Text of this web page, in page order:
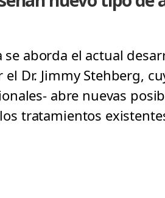
se aborda el actual
Dr. Jimmy Stehberg,
abre nuevas
tratamientos